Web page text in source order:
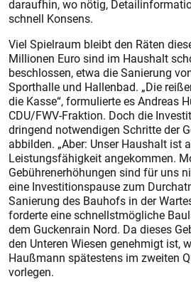
daraufhin, wo nötig,
schnell Konsens.
Viel Spielraum bleibt den Räten
Millionen Euro sind im Haushalt
beschlossen, etwa die Sanierung
Sporthalle und Hallenbad. „Die
die Kasse“, formulierte es Andreas
CDU/FWV-Fraktion. Doch die
dringend notwendigen Schritte der
abbilden. „Aber: Unser Haushalt ist
Leistungsfähigkeit angekommen.
Gebührenerhöhungen sind für uns
eine Investitionspause zum
Sanierung des Bauhofs in der
forderte eine schnellstmögliche
dem Guckenrain Nord. Da dieses
den Unteren Wiesen genehmigt ist,
Haußmann spätestens im zweiten
vorlegen.